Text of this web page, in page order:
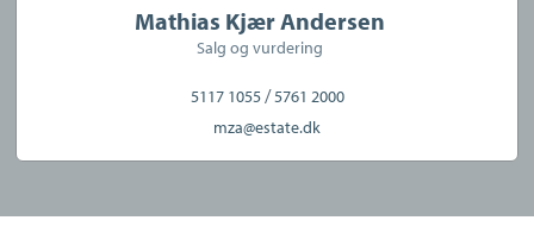
Mathias Kjær Andersen
Salg og vurdering
5117 1055/5761 2000
mza@estate.dk